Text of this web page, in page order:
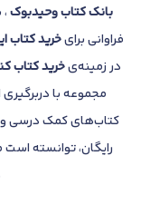
بانککتاب وحیدبوک
فراوانی برایخرید کتاب
در زمینه‌یخرید کتاب کنکور
مجموعه با
کتاب‌های کمک درسی و
رایگان، توانسته